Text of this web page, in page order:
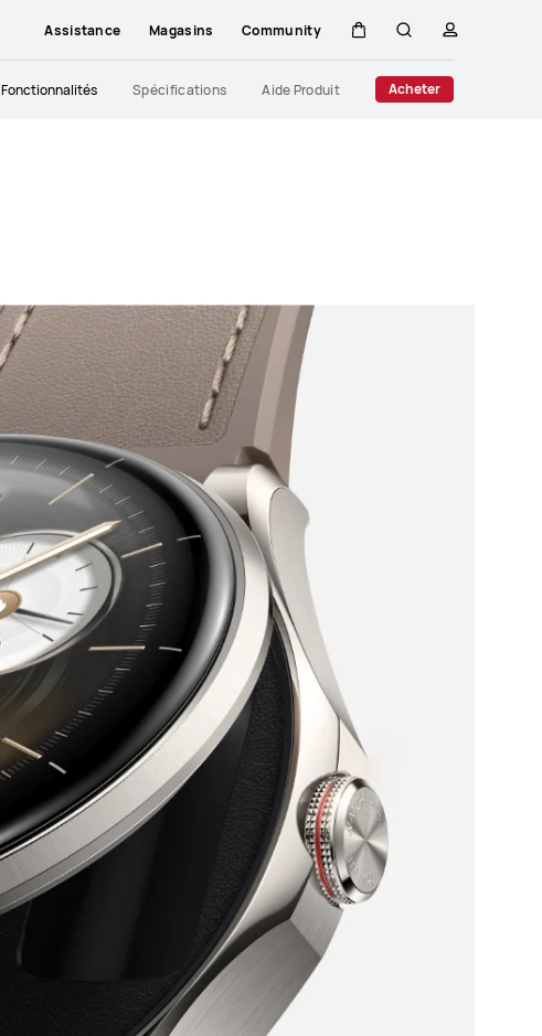
Assistance Magasins Community
CouvercleRechercher
profil
Fonctionnalités Spécifications Aide Produit Acheter